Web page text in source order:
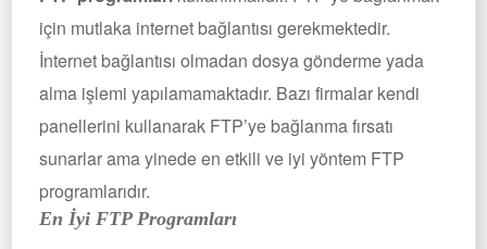
için mutlaka internet bağlantısı gerekmektedir.
İnternet bağlantısı olmadan dosya gönderme yada
alma işlemi yapılamamaktadır. Bazı firmalar kendi
panellerini kullanarak FTP’ye bağlanma fırsatı
sunarlar ama yinede en etkili ve iyi yöntem FTP
programlarıdır.
En İyi FTP Programları